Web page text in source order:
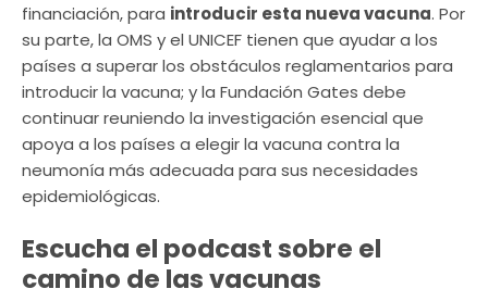
financiación, para introducir esta nueva vacuna. Por
su parte, la OMS y el UNICEF tienen que ayudar a los
países a superar los obstáculos reglamentarios para
introducir la vacuna; y la Fundación Gates debe
continuar reuniendo la investigación esencial que
apoya a los países a elegir la vacuna contra la
neumonía más adecuada para sus necesidades
epidemiológicas.
Escucha el podcast sobre el
camino de las vacunas